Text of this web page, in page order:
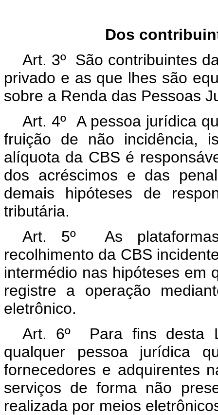
Dos
Art. 3º São contribuintes
privado e as que lhes são
sobre a Renda das Pessoas
Art. 4º A pessoa jurídica
fruição de não incidência,
alíquota da CBS é
dos acréscimos e das
demais hipóteses de
tributária.
Art. 5º As
recolhimento da CBS
intermédio nas hipóteses em
registre a operação
eletrônico.
Art. 6º Para fins desta
qualquer pessoa jurídica
fornecedores e adquirentes
serviços de forma não
realizada por meios